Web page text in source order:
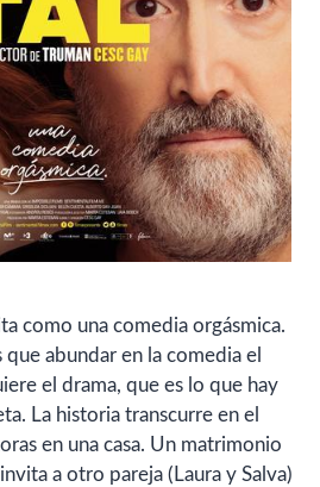
como una comedia orgásmica.
abundar en la comedia el
el drama, que es lo que hay
La historia transcurre en el
en una casa. Un matrimonio
a otro pareja (Laura y Salva)